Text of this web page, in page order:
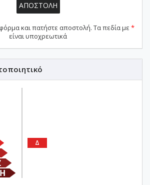
ΑΠΟΣΤΟΛΗ
και πατήστε αποστολή. Τα πεδία με *
είναι υποχρεωτικά
Δ